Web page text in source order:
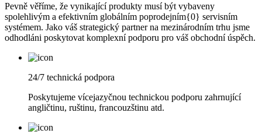
Pevně ​​věříme, že vynikající produkty musí být vybaveny
spolehlivým a efektivním globálním poprodejním{0} servisním
systémem. Jako váš strategický partner na mezinárodním trhu jsme
odhodláni poskytovat komplexní podporu pro váš obchodní úspěch.
24/7 technická podpora
Poskytujeme vícejazyčnou technickou podporu zahrnující
angličtinu, ruštinu, francouzštinu atd.